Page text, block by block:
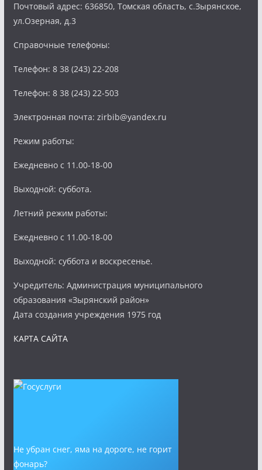
Почтовый адрес: 636850, Томская область, с.Зырянское,
ул.Озерная, д.3
Справочные телефоны:
Телефон: 8 38 (243) 22-208
Телефон: 8 38 (243) 22-503
Электронная почта: zirbib@yandex.ru
Режим работы:
Ежедневно с 11.00-18-00
Выходной: суббота.
Летний режим работы:
Ежедневно с 11.00-18-00
Выходной: суббота и воскресенье.
Учредитель: Администрация муниципального
образования «Зырянский район»
Дата создания учреждения 1975 год
КАРТА САЙТА
Не убран снег, яма на дороге, не горит
фонарь?